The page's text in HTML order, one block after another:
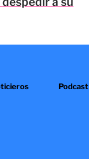
Podcast